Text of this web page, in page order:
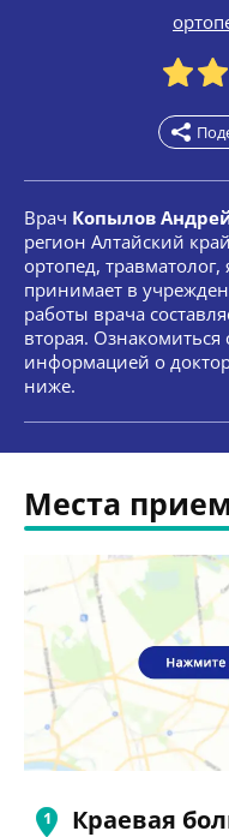
Врач Копылов
регион Алтайский
ортопед,
принимает в
работы врача
вторая.
информацией о
ниже.
Места
Краевая